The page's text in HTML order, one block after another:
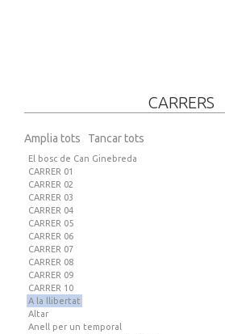
CARRERS
Amplia tots Tancar tots
El bosc de Can Ginebreda
CARRER 01
CARRER 02
CARRER 03
CARRER 04
CARRER 05
CARRER 06
CARRER 07
CARRER 08
CARRER 09
CARRER 10
A la llibertat
Altar
Anell per un temporal